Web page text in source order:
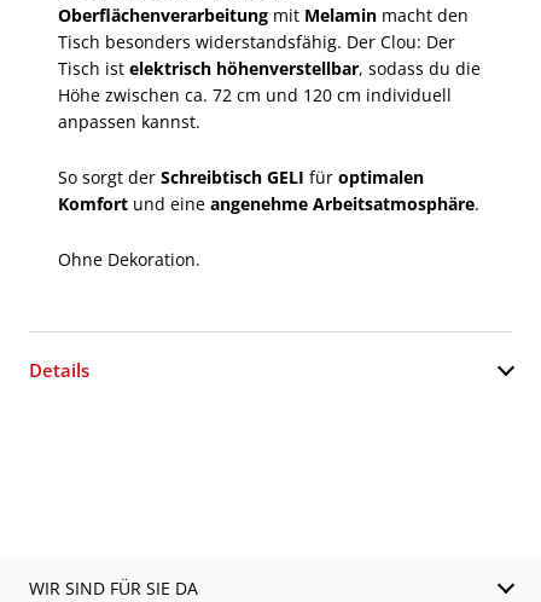
Oberflächenverarbeitung mit Melamin macht den
Tisch besonders widerstandsfähig. Der Clou: Der
Tisch ist elektrisch höhenverstellbar, sodass du die
Höhe zwischen ca. 72 cm und 120 cm individuell
anpassen kannst.
So sorgt der Schreibtisch GELI für optimalen
Komfort und eine angenehme Arbeitsatmosphäre.
Ohne Dekoration.
Details
WIR SIND FÜR SIE DA